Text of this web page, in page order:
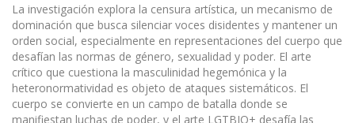
La investigación explora la censura artística, un mecanismo de
dominación que busca silenciar voces disidentes y mantener un
orden social, especialmente en representaciones del cuerpo que
desafían las normas de género, sexualidad y poder. El arte
crítico que cuestiona la masculinidad hegemónica y la
heteronormatividad es objeto de ataques sistemáticos. El
cuerpo se convierte en un campo de batalla donde se
manifiestan luchas de poder, y el arte LGTBIQ+ desafía las